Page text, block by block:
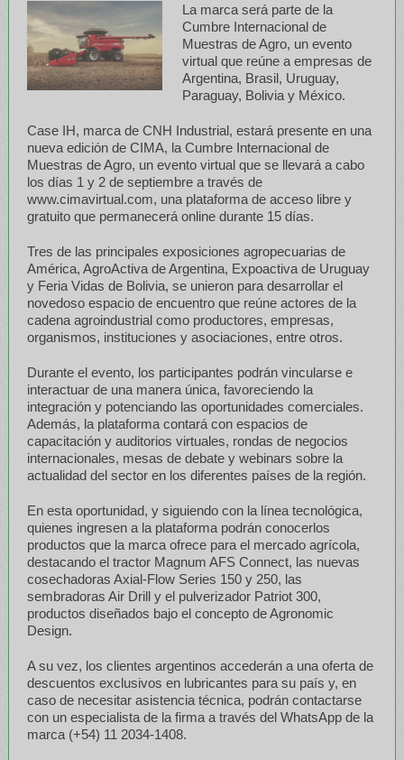
La marca será parte de la
Cumbre Internacional de
Muestras de Agro, un evento
virtual que reúne a empresas de
Argentina, Brasil, Uruguay,
Paraguay, Bolivia y México.
Case IH, marca de CNH Industrial, estará presente en una
nueva edición de CIMA, la Cumbre Internacional de
Muestras de Agro, un evento virtual que se llevará a cabo
los días 1 y 2 de septiembre a través de
www.cimavirtual.com, una plataforma de acceso libre y
gratuito que permanecerá online durante 15 días.
Tres de las principales exposiciones agropecuarias de
América, AgroActiva de Argentina, Expoactiva de Uruguay
y Feria Vidas de Bolivia, se unieron para desarrollar el
novedoso espacio de encuentro que reúne actores de la
cadena agroindustrial como productores, empresas,
organismos, instituciones y asociaciones, entre otros.
Durante el evento, los participantes podrán vincularse e
interactuar de una manera única, favoreciendo la
integración y potenciando las oportunidades comerciales.
Además, la plataforma contará con espacios de
capacitación y auditorios virtuales, rondas de negocios
internacionales, mesas de debate y webinars sobre la
actualidad del sector en los diferentes países de la región.
En esta oportunidad, y siguiendo con la línea tecnológica,
quienes ingresen a la plataforma podrán conocerlos
productos que la marca ofrece para el mercado agrícola,
destacando el tractor Magnum AFS Connect, las nuevas
cosechadoras Axial-Flow Series 150 y 250, las
sembradoras Air Drill y el pulverizador Patriot 300,
productos diseñados bajo el concepto de Agronomic
Design.
A su vez, los clientes argentinos accederán a una oferta de
descuentos exclusivos en lubricantes para su país y, en
caso de necesitar asistencia técnica, podrán contactarse
con un especialista de la firma a través del WhatsApp de la
marca (+54) 11 2034-1408.